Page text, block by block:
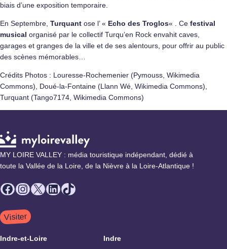
biais d’une exposition temporaire.
En Septembre, Turquant ose l’ « Echo des Troglos« . Ce festival
musical organisé par le collectif Turqu’en Rock envahit caves,
garages et granges de la ville et de ses alentours, pour offrir au public
des scènes mémorables…
Crédits Photos : Louresse-Rochemenier (Pymouss, Wikimedia
Commons), Doué-la-Fontaine (Llann Wé, Wikimedia Commons),
Turquant (Tango7174, Wikimedia Commons)
MY LOIRE VALLEY : média touristique indépendant, dédié à
toute la Vallée de la Loire, de la Nièvre à la Loire-Atlantique !
Facebook
Instagram
X LinkedIn
TikTok
Visiter
Indre-et-Loire
Indre